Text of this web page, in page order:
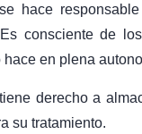
hace
consciente de
hace en plena
derecho a
su tratamiento.